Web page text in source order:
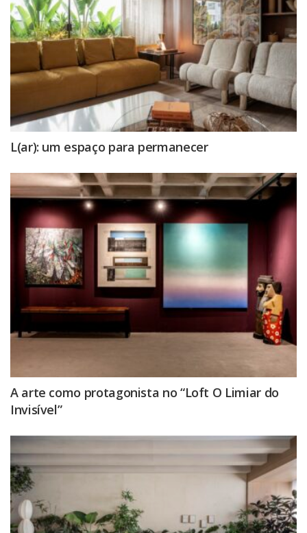
L(ar): um espaço para permanecer
A arte como protagonista no “Loft O Limiar do
Invisível”